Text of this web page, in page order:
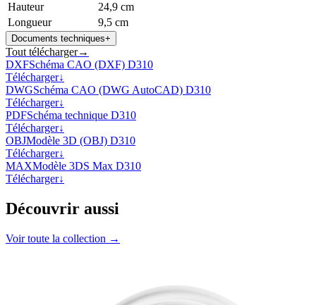
Hauteur
24,9 cm
Longueur
9,5 cm
Documents techniques+
Tout télécharger→
DXFSchéma CAO (DXF) D310
Télécharger↓
DWGSchéma CAO (DWG AutoCAD) D310
Télécharger↓
PDFSchéma technique D310
Télécharger↓
OBJModèle 3D (OBJ) D310
Télécharger↓
MAXModèle 3DS Max D310
Télécharger↓
Découvrir aussi
Voir toute la collection →